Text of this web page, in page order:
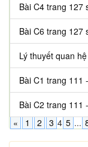
Bài C4 trang 127
Bài C6 trang 127
Lý thuyết quan
Bài C1 trang 111
Bài C2 trang 111
«
1 2 3 4 5 ...